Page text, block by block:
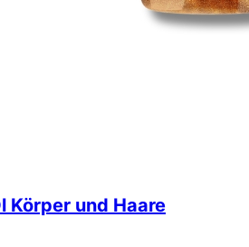
Körper und Haare